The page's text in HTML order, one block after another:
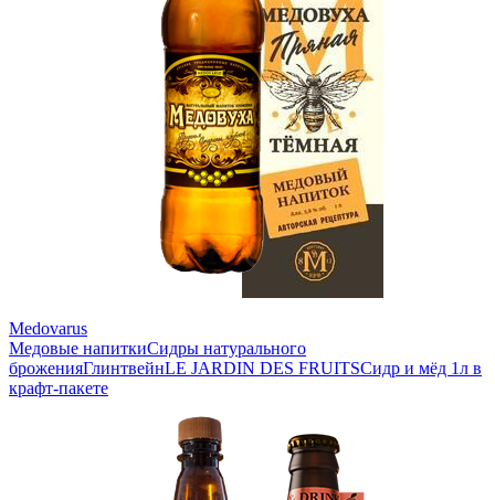
Medovarus
Медовые напиткиСидры натурального
броженияГлинтвейнLE JARDIN DES FRUITSСидр и мёд 1л в
крафт-пакете